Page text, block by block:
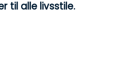
til alle livsstile.